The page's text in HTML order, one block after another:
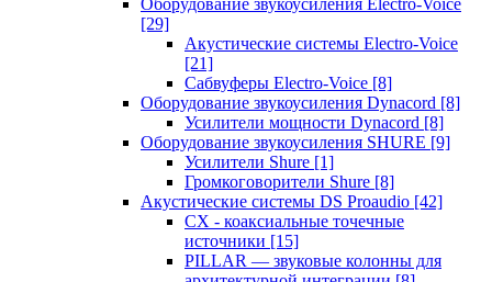
Оборудование звукоусиления Electro-Voice
[29]
Акустические системы Electro-Voice
[21]
Сабвуферы Electro-Voice [8]
Оборудование звукоусиления Dynacord [8]
Усилители мощности Dynacord [8]
Оборудование звукоусиления SHURE [9]
Усилители Shure [1]
Громкоговорители Shure [8]
Акустические системы DS Proaudio [42]
CX - коаксиальные точечные
источники [15]
PILLAR — звуковые колонны для